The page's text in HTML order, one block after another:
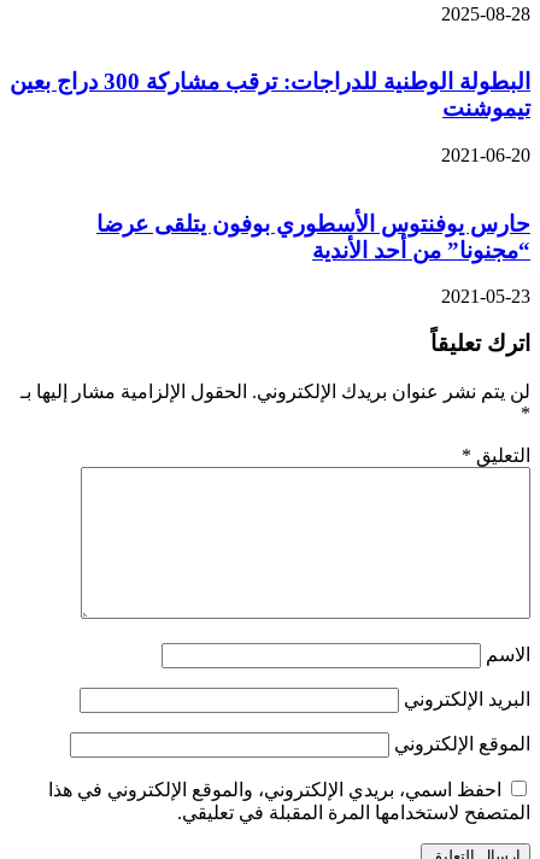
2025-08-28
البطولة الوطنية للدراجات: ترقب مشاركة 300 دراج بعين
تيموشنت
2021-06-20
حارس يوفنتوس الأسطوري بوفون يتلقى عرضا
“مجنونا” من أحد الأندية
2021-05-23
اترك تعليقاً
لن يتم نشر عنوان بريدك الإلكتروني. الحقول الإلزامية مشار إليها بـ
*
التعليق *
الاسم
البريد الإلكتروني
الموقع الإلكتروني
احفظ اسمي، بريدي الإلكتروني، والموقع الإلكتروني في هذا
المتصفح لاستخدامها المرة المقبلة في تعليقي.